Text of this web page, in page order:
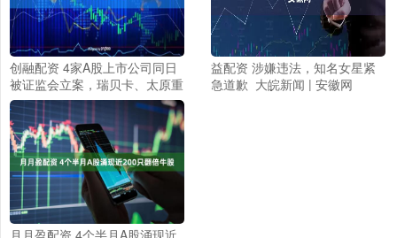
创融配资 4家A股上市公司同日
被证监会立案，瑞贝卡、太原重
工在列
益配资 涉嫌违法，知名女星紧
急道歉_大皖新闻 | 安徽网
月月盈配资 4个半月A股涌现近